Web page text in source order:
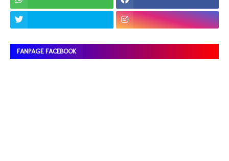
FANPAGE FACEBOOK